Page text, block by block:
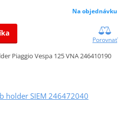
Na objednávku
Porovnať
Piaggio Vespa 125 VNA 246410190
holder SIEM 246472040